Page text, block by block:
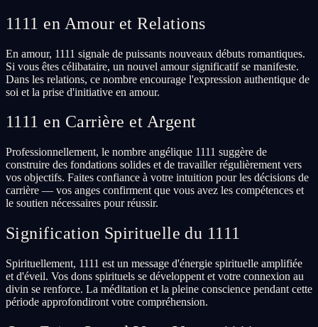
1111 en Amour et Relations
En amour, 1111 signale de puissants nouveaux débuts romantiques.
Si vous êtes célibataire, un nouvel amour significatif se manifeste.
Dans les relations, ce nombre encourage l'expression authentique de
soi et la prise d'initiative en amour.
1111 en Carrière et Argent
Professionnellement, le nombre angélique 1111 suggère de
construire des fondations solides et de travailler régulièrement vers
vos objectifs. Faites confiance à votre intuition pour les décisions de
carrière — vos anges confirment que vous avez les compétences et
le soutien nécessaires pour réussir.
Signification Spirituelle du 1111
Spirituellement, 1111 est un message d'énergie spirituelle amplifiée
et d'éveil. Vos dons spirituels se développent et votre connexion au
divin se renforce. La méditation et la pleine conscience pendant cette
période approfondiront votre compréhension.